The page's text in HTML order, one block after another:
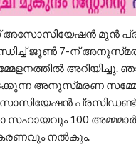
അസോസിയേഷൻ മുൻ
ജൂൺ 7-ന്
അറിയിച്ചു.
അനുസ്‌മരണ
പ്രസിഡണ്ട്
സഹായവും 100
നൽകും.